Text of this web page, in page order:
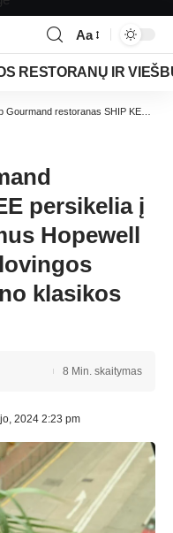
Aa
RESTORANŲ IR
KEE persikelia į naujus erdvius namus Hopewell centre, tęsdamas šlovingos rankų darbo Kantono klasikos tradiciją
persikelia į
Hopewell
klasikos
2024 2:23 pm
8 Min. skaitymas